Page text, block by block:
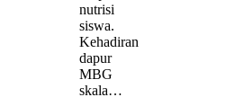
nutrisi
siswa.
Kehadiran
dapur
MBG
skala…